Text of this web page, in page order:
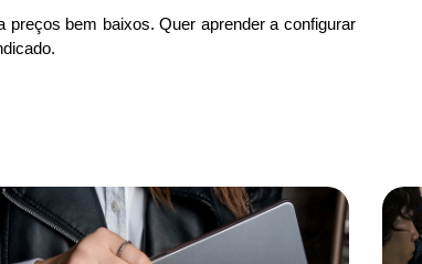
bem baixos. Quer aprender a configurar